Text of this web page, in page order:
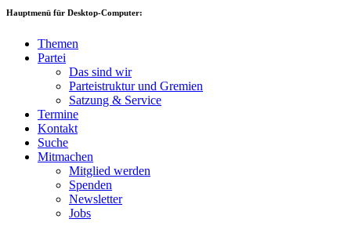
Hauptmenü für Desktop-Computer:
Themen
Partei
Das sind wir
Parteistruktur und Gremien
Satzung & Service
Termine
Kontakt
Suche
Mitmachen
Mitglied werden
Spenden
Newsletter
Jobs